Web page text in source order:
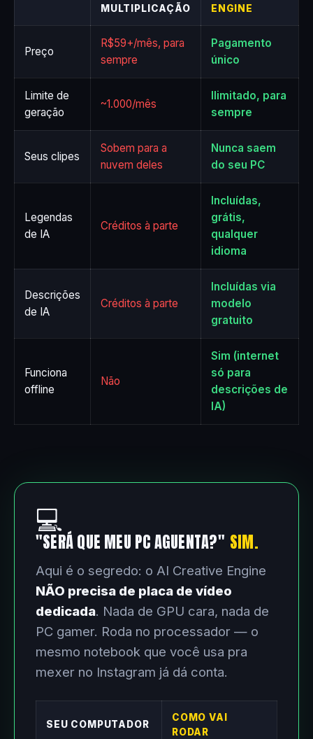
MULTIPLICAÇÃO
ENGINE
Preço
R$59+/mês, para
sempre
Pagamento
único
Limite de
geração
~1.000/mês
Ilimitado, para
sempre
Seus clipes
Sobem para a
nuvem deles
Nunca saem
do seu PC
Legendas
de IA
Créditos à parte
Incluídas,
grátis,
qualquer
idioma
Descrições
de IA
Créditos à parte
Incluídas via
modelo
gratuito
Funciona
offline
Não
Sim (internet
só para
descrições de
IA)
💻
"SERÁ QUE MEU PC AGUENTA?" SIM.
Aqui é o segredo: o AI Creative Engine
NÃO precisa de placa de vídeo
dedicada. Nada de GPU cara, nada de
PC gamer. Roda no processador — o
mesmo notebook que você usa pra
mexer no Instagram já dá conta.
SEU COMPUTADOR
COMO VAI
RODAR